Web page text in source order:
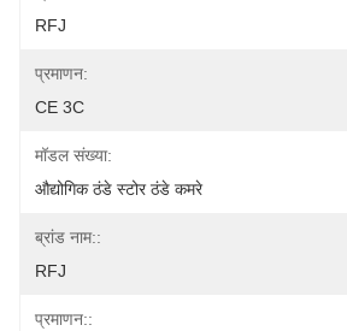
RFJ
प्रमाणन:
CE 3C
मॉडल संख्या:
औद्योगिक ठंडे स्टोर ठंडे कमरे
ब्रांड नाम::
RFJ
प्रमाणन::